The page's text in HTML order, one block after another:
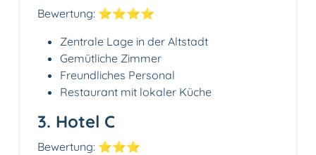
Bewertung: ⭐⭐⭐⭐
Zentrale Lage in der Altstadt
Gemütliche Zimmer
Freundliches Personal
Restaurant mit lokaler Küche
3. Hotel C
Bewertung: ⭐⭐⭐